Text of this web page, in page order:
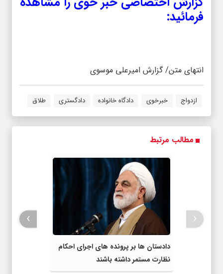
فرمائید:
انتهای متن/ گزارش امیرعلی موسوی
ازدواج خبرخوی دادگاه خانواده دادگستری طلاق
مطالب مرتبط
دادستان ها بر پرونده های اجرای احکام
نظارت مستمر داشته باشند
‹
›